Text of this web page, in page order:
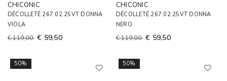
CHICONIC
DÉCOLLETÉ 267.02.25VT DONNA
VIOLA
€ 119,00 € 59,50
CHICONIC
DÉCOLLETÉ 267.02.25VT DONNA
NERO
€ 119,00 € 59,50
50% 50%